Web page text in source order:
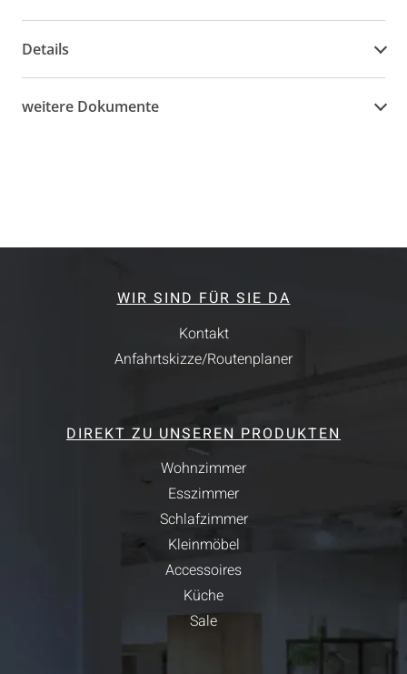
Details
weitere Dokumente
WIR SIND FÜR SIE DA
Kontakt
Anfahrtskizze/Routenplaner
DIREKT ZU UNSEREN PRODUKTEN
Wohnzimmer
Esszimmer
Schlafzimmer
Kleinmöbel
Accessoires
Küche
Sale